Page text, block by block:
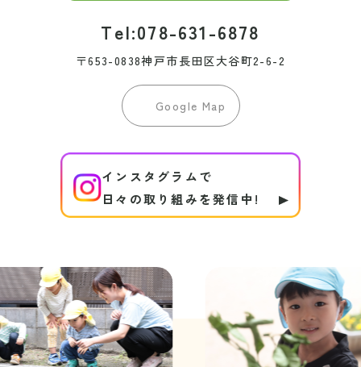
Tel:078-631-6878
〒653-0838神戸市長田区大谷町2-6-2
Google Map
インスタグラムで
日々の取り組みを発信中!